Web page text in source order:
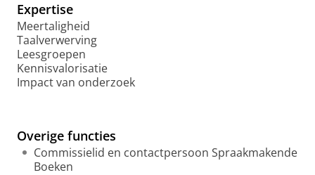
P
o
r
t
a
l
Expertise
Meertaligheid
Taalverwerving
Leesgroepen
Kennisvalorisatie
Impact van onderzoek
Overige functies
Commissielid en contactpersoon Spraakmakende
Boeken